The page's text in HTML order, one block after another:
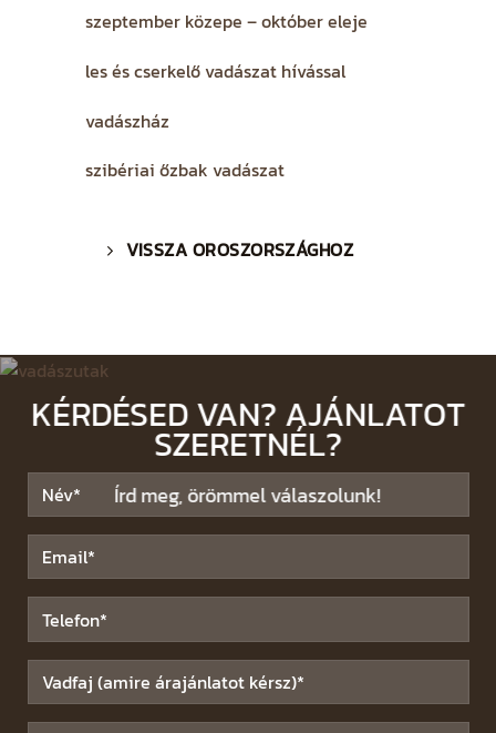
szeptember közepe – október eleje
les és cserkelő vadászat hívással
vadászház
szibériai őzbak vadászat
VISSZA OROSZORSZÁGHOZ
KÉRDÉSED VAN? AJÁNLATOT
SZERETNÉL?
Írd meg, örömmel válaszolunk!